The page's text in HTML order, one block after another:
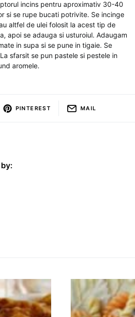
incins pentru aproximativ 30-40
si se rupe bucati potrivite. Se incinge
altfel de ulei folosit la acest tip de
apoi se adauga si usturoiul. Adaugam
in supa si se pune in tigaie. Se
sfarsit se pun pastele si pestele in
aromele.
PINTEREST MAIL